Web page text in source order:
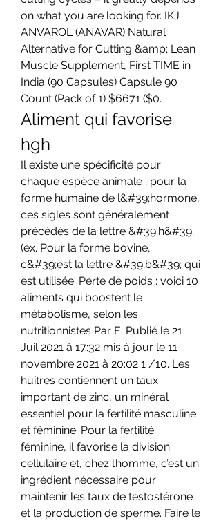
on what you are looking for. IKJ
ANVAROL (ANAVAR) Natural
Alternative for Cutting &amp; Lean
Muscle Supplement, First TIME in
India (90 Capsules) Capsule 90
Count (Pack of 1) $6671 ($0.
Aliment qui favorise
hgh
Il existe une spécificité pour
chaque espèce animale ; pour la
forme humaine de l&#39;hormone,
ces sigles sont généralement
précédés de la lettre &#39;h&#39;
(ex. Pour la forme bovine,
c&#39;est la lettre &#39;b&#39; qui
est utilisée. Perte de poids : voici 10
aliments qui boostent le
métabolisme, selon les
nutritionnistes Par E. Publié le 21
Juil 2021 à 17:32 mis à jour le 11
novembre 2021 à 20:02 1 /10. Les
huîtres contiennent un taux
important de zinc, un minéral
essentiel pour la fertilité masculine
et féminine. Pour la fertilité
féminine, il favorise la division
cellulaire et, chez l’homme, c’est un
ingrédient nécessaire pour
maintenir les taux de testostérone
et la production de sperme. Faire le